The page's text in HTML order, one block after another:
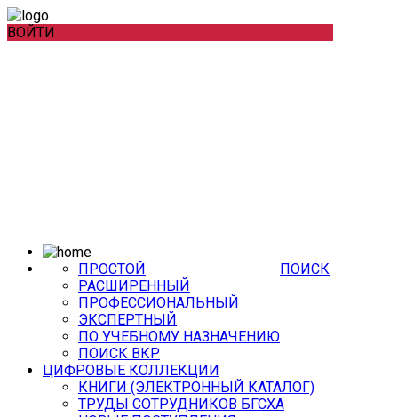
ВОЙТИ
ПОИСК
ПРОСТОЙ
РАСШИРЕННЫЙ
ПРОФЕССИОНАЛЬНЫЙ
ЭКСПЕРТНЫЙ
ПО УЧЕБНОМУ НАЗНАЧЕНИЮ
ПОИСК ВКР
ЦИФРОВЫЕ КОЛЛЕКЦИИ
КНИГИ (ЭЛЕКТРОННЫЙ КАТАЛОГ)
ТРУДЫ СОТРУДНИКОВ БГСХА